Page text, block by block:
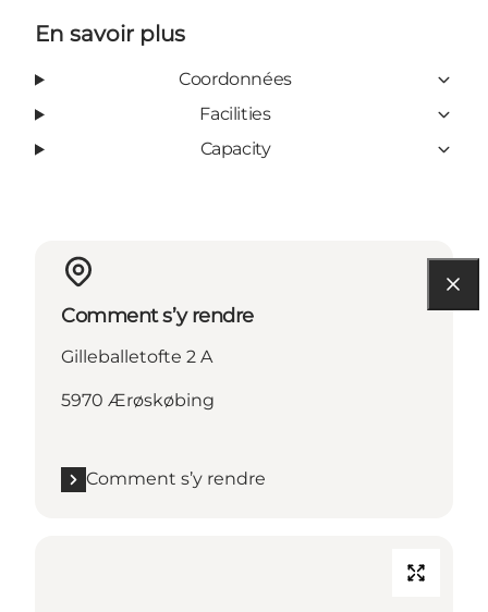
En savoir plus
Coordonnées
Facilities
Capacity
Comment s’y rendre
Gilleballetofte 2 A
5970 Ærøskøbing
Comment s’y rendre